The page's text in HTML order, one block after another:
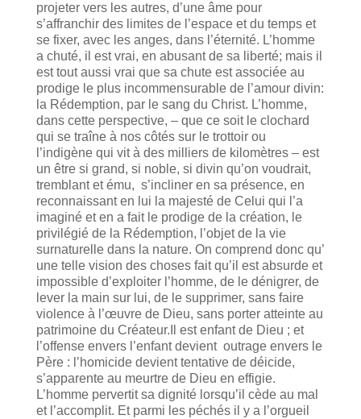
projeter vers les autres, d’une âme pour
s’affranchir des limites de l’espace et du temps et
se fixer, avec les anges, dans l’éternité. L’homme
a chuté, il est vrai, en abusant de sa liberté; mais il
est tout aussi vrai que sa chute est associée au
prodige le plus incommensurable de l’amour divin:
la Rédemption, par le sang du Christ. L’homme,
dans cette perspective, – que ce soit le clochard
qui se traîne à nos côtés sur le trottoir ou
l’indigène qui vit à des milliers de kilomètres – est
un être si grand, si noble, si divin qu’on voudrait,
tremblant et ému, s’incliner en sa présence, en
reconnaissant en lui la majesté de Celui qui l’a
imaginé et en a fait le prodige de la création, le
privilégié de la Rédemption, l’objet de la vie
surnaturelle dans la nature. On comprend donc qu’
une telle vision des choses fait qu’il est absurde et
impossible d’exploiter l’homme, de le dénigrer, de
lever la main sur lui, de le supprimer, sans faire
violence à l’œuvre de Dieu, sans porter atteinte au
patrimoine du Créateur.Il est enfant de Dieu ; et
l’offense envers l’enfant devient outrage envers le
Père : l’homicide devient tentative de déicide,
s’apparente au meurtre de Dieu en effigie.
L’homme pervertit sa dignité lorsqu’il cède au mal
et l’accomplit. Et parmi les péchés il y a l’orgueil